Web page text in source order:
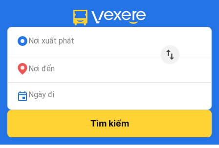
Nơi xuất phát
Nơi đến
Ngày đi
Tìm kiếm